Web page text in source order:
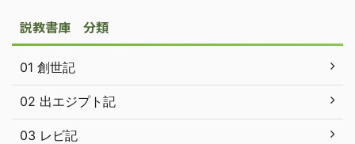
説教書庫 分類
01 創世記
02 出エジプト記
03 レビ記